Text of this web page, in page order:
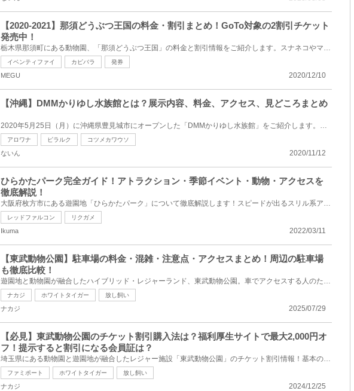
【2020-2021】那須どうぶつ王国の料金・割引まとめ！GoTo対象の2割引チケット
発売中！
栃木県那須町にある動物園、「那須どうぶつ王国」の料金と割引情報をご紹介します。スナネコやマヌルネ...
イベンティファイ カピバラ 発券
2020/12/10
MEGU
【沖縄】DMMかりゆし水族館とは？展示内容、料金、アクセス、見どころまとめ
2020年5月25日（月）に沖縄県豊見城市にオープンした「DMMかりゆし水族館」をご紹介します。今までの水...
アロワナ ピラルク コツメカワウソ
2020/11/12
ないん
ひらかたパーク完全ガイド！アトラクション・季節イベント・動物・アクセスを
徹底解説！
大阪府枚方市にある遊園地「ひらかたパーク」について徹底解説します！スピードが出るスリル系アトラク...
レッドファルコン リクガメ
2022/03/11
Ikuma
【東武動物公園】駐車場の料金・混雑・注意点・アクセスまとめ！周辺の駐車場
も徹底比較！
遊園地と動物園が融合したハイブリッド・レジャーランド、東武動物公園。車でアクセスする人のために、...
ナカジ ホワイトタイガー 放し飼い
2025/07/29
ナカジ
【必見】東武動物公園のチケット割引購入法は？福利厚生サイトで最大2,000円オ
フ！提示すると割引になる会員証は？
埼玉県にある動物園と遊園地が融合したレジャー施設「東武動物公園」のチケット割引情報！基本の料金か...
ファミポート ホワイトタイガー 放し飼い
2024/12/25
ナカジ